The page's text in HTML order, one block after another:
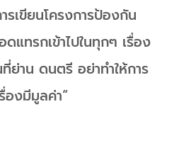
รเขียนโครงการป้องกัน
แทรกเข้าไปในทุกๆ เรื่อง
ย่าน ดนตรี อย่าทำให้การ
องมีมูลค่า“